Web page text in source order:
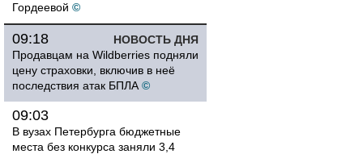
Гордеевой ©
НОВОСТЬ ДНЯ
09:18
Продавцам на Wildberries подняли
цену страховки, включив в неё
последствия атак БПЛА ©
09:03
В вузах Петербурга бюджетные
места без конкурса заняли 3,4